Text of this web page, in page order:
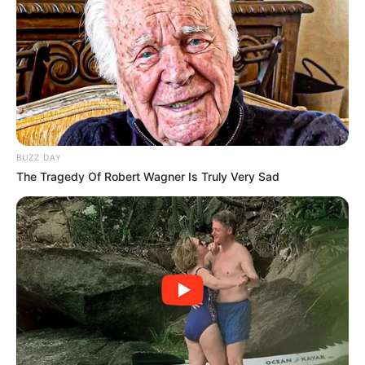
Kiedy pojawia się informacja o miejscu pobytu żony,
Seweryn natychmiast rusza w drogę. Na miejscu okazuje
się jednak, że sytuacja jest bardzo poważna. Karolina
przebywa w szpitalu, a jej stan nie pozwala na szybki
powrót do normalności.
Co dalej z Karoliną
Kazanową?
Największe pytanie brzmi teraz, w jakim stanie jest
Karolina i czy po przebudzeniu odzyska pełną
świadomość. Lekarze nie dają łatwych odpowiedzi, a
Seweryn musi zmierzyć się z wiadomością, na którą nie był
przygotowany.
Dla mieszkańców Wadlewa odnalezienie Karoliny powinno
być końcem dramatycznego rozdziału. W praktyce może
BUZZ DAY
The Tragedy Of Robert Wagner Is Truly Very Sad